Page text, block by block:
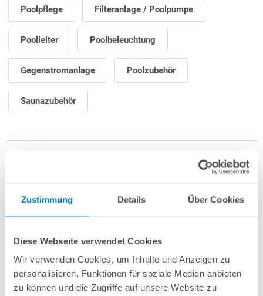
Zustimmung Details Über Cookies
Diese Webseite verwendet Cookies
Wir verwenden Cookies, um Inhalte und Anzeigen zu
personalisieren, Funktionen für soziale Medien anbieten
zu können und die Zugriffe auf unsere Website zu
Poolpflege Filteranlage / Poolpumpe
Poolleiter Poolbeleuchtung
Gegenstromanlage Poolzubehör
Saunazubehör